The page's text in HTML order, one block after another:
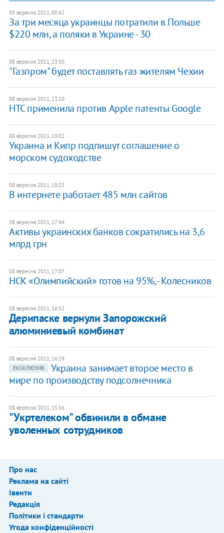
09 вересня 2011, 00:42
​За три месяца украинцы потратили в Польше
$220 млн, а поляки в Украине - 30
08 вересня 2011, 23:50
"Газпром" будет поставлять газ жителям Чехии
08 вересня 2011, 23:10
HTC применила против Apple патенты Google
08 вересня 2011, 19:02
Украина и Кипр подпишут соглашение о
морском судоходстве
08 вересня 2011, 18:23
В интернете работает 485 млн сайтов
08 вересня 2011, 17:44
Активы украинских банков сократились на 3,6
млрд грн
08 вересня 2011, 17:07
НСК «Олимпийский» готов на 95%, - Колесников
08 вересня 2011, 16:52
Дерипаске вернули Запорожский
алюминиевый комбинат
08 вересня 2011, 16:29
ЕКСКЛЮЗИВ
Украина занимает второе место в
мире по производству подсолнечника
08 вересня 2011, 15:56
"Укртелеком" обвинили в обмане
уволенных сотрудников
Про нас
Реклама на сайті
Івенти
Редакція
Політики і стандарти
Угода конфіденційності